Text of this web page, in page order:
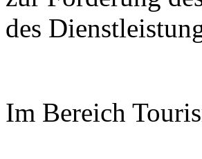
des
Im Bereich